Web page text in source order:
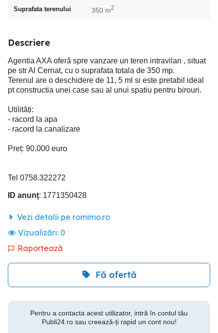
Suprafata terenului 350 m2
Descriere
Agentia AXA oferă spre vanzare un teren intravilan , situat
pe str Al Cernat, cu o suprafata totala de 350 mp.
Terenul are o deschidere de 11, 5 ml si este pretabil ideal
pt constructia unei case sau al unui spatiu pentru birouri.
Utilități:
- racord la apa
- racord la canalizare
Preț: 90.000 euro
Tel 0758.322272
ID anunț: 1771350428
Vezi detalii pe romimo.ro
Vizualizări: 0
Raportează
Fă ofertă
Pentru a contacta acest utilizator, intră în contul tău
Publi24.ro sau creează-ți rapid un cont nou!